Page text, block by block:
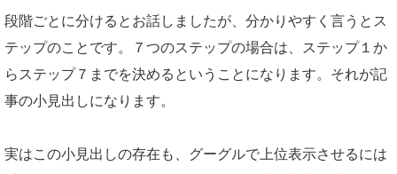
段階ごとに分けるとお話しましたが、分かりやすく言うとス
テップのことです。７つのステップの場合は、ステップ１か
らステップ７までを決めるということになります。それが記
事の小見出しになります。
実はこの小見出しの存在も、グーグルで上位表示させるには